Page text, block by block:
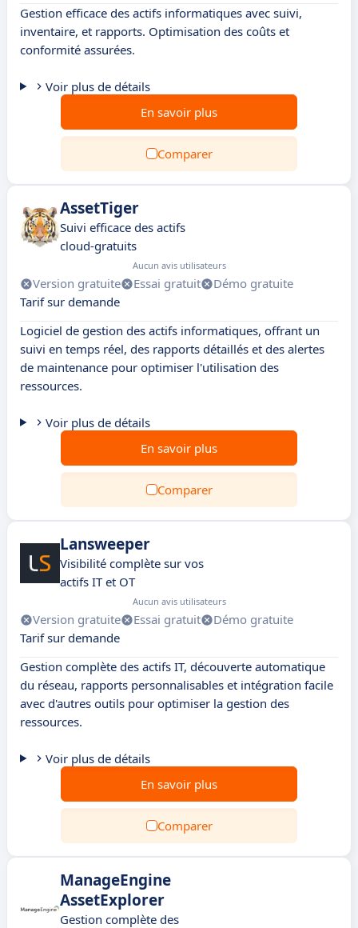
Gestion efficace des actifs informatiques avec suivi,
inventaire, et rapports. Optimisation des coûts et
conformité assurées.
Voir plus de détails
En savoir plus
Comparer
AssetTiger
Suivi efficace des actifs
cloud‑gratuits
Aucun avis utilisateurs
Version gratuite Essai gratuit
Démo gratuite
Tarif sur demande
Logiciel de gestion des actifs informatiques, offrant un
suivi en temps réel, des rapports détaillés et des alertes
de maintenance pour optimiser l'utilisation des
ressources.
Voir plus de détails
En savoir plus
Comparer
Lansweeper
Visibilité complète sur vos
actifs IT et OT
Aucun avis utilisateurs
Version gratuite Essai gratuit
Démo gratuite
Tarif sur demande
Gestion complète des actifs IT, découverte automatique
du réseau, rapports personnalisables et intégration facile
avec d'autres outils pour optimiser la gestion des
ressources.
Voir plus de détails
En savoir plus
Comparer
ManageEngine
AssetExplorer
Gestion complète des